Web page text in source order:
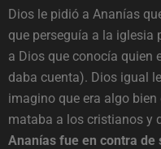
Dios le pidió a Ananías
que perseguía a la
a Dios que conocía quien
daba cuenta). Dios igual
imagino que era algo
mataba a los cristianos y
Ananías fue en contra de